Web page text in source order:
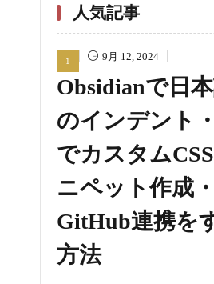
人気記事
9月 12, 2024
Obsidianで日
のインデント
でカスタム
ニペット作成・
GitHub連携を
方法